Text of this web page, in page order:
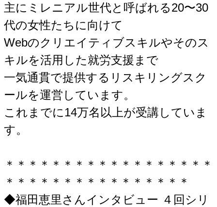
主にミレニアル世代と呼ばれる20〜30
代の女性たちに向けて
Webのクリエイティブスキルやそのス
キルを活用した就労支援まで
一気通貫で提供するリスキリングスク
ールを運営しています。
これまでに14万名以上が受講していま
す。
＊＊＊＊＊＊＊＊＊＊＊＊＊＊＊＊＊＊
＊＊＊＊＊＊＊＊＊＊＊＊＊＊＊＊
◆福田恵里さんインタビュー ４回シリ